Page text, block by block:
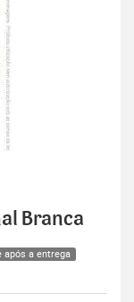
Branca
após a entrega